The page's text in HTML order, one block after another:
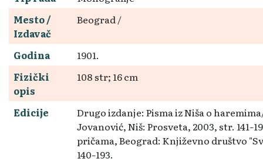
Mesto /
Izdavač
Beograd /
Godina
1901.
Fizički
opis
108 str; 16 cm
Edicije
Drugo izdanje: Pisma iz Niša o
Jovanović, Niš: Prosveta, 2003, str. 141–
pričama, Beograd: Književno društvo
140–193.